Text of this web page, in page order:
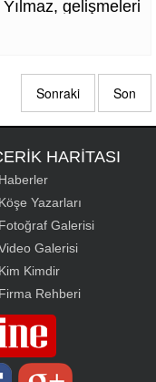
Yılmaz, gelişmeleri
Sonraki Son
HARİTASI
Yazarları
Galerisi
Galerisi
Kimdir
Rehberi